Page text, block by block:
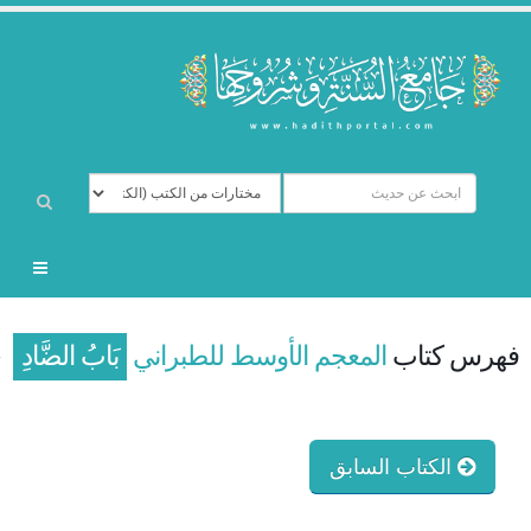
فهرس كتاب المعجم الأوسط للطبراني بَابُ الضَّادِ
الكتاب السابق